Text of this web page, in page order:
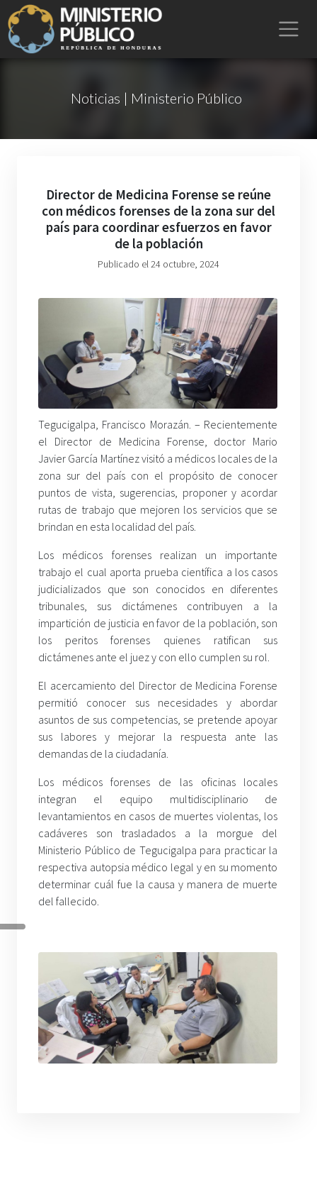
Noticias | Ministerio Público
Director de Medicina Forense se reúne
con médicos forenses de la zona sur del
país para coordinar esfuerzos en favor
de la población
Publicado el 24 octubre, 2024
Tegucigalpa, Francisco Morazán. – Recientemente
el Director de Medicina Forense, doctor Mario
Javier García Martínez visitó a médicos locales de la
zona sur del país con el propósito de conocer
puntos de vista, sugerencias, proponer y acordar
rutas de trabajo que mejoren los servicios que se
brindan en esta localidad del país.
Los médicos forenses realizan un importante
trabajo el cual aporta prueba científica a los casos
judicializados que son conocidos en diferentes
tribunales, sus dictámenes contribuyen a la
impartición de justicia en favor de la población, son
los peritos forenses quienes ratifican sus
dictámenes ante el juez y con ello cumplen su rol.
El acercamiento del Director de Medicina Forense
permitió conocer sus necesidades y abordar
asuntos de sus competencias, se pretende apoyar
sus labores y mejorar la respuesta ante las
demandas de la ciudadanía.
Los médicos forenses de las oficinas locales
integran el equipo multidisciplinario de
levantamientos en casos de muertes violentas, los
cadáveres son trasladados a la morgue del
Ministerio Público de Tegucigalpa para practicar la
respectiva autopsia médico legal y en su momento
determinar cuál fue la causa y manera de muerte
del fallecido.